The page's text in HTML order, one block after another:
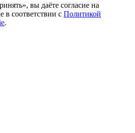
вы даёте согласие на
в соответствии с Политикой
.